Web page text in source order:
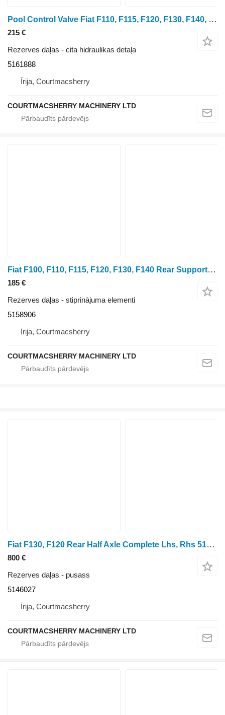
Pool Control Valve Fiat F110, F115, F120, F130, F140, F130 Dt Spool Control Valve 516188 5161888 paredzēts riteņtraktora
215 €
Rezerves daļas - cita hidraulikas detaļa
5161888
Īrija, Courtmacsherry
COURTMACSHERRY MACHINERY LTD
Fiat F100, F110, F115, F120, F130, F140 Rear Support Bracket 5158906 paredzēts riteņtraktora
185 €
Rezerves daļas - stiprinājuma elementi
5158906
Īrija, Courtmacsherry
COURTMACSHERRY MACHINERY LTD
Fiat F130, F120 Rear Half Axle Complete Lhs, Rhs 5146027, 5152368, 51 pusass paredzēts riteņtraktora
800 €
Rezerves daļas - pusass
5146027
Īrija, Courtmacsherry
COURTMACSHERRY MACHINERY LTD